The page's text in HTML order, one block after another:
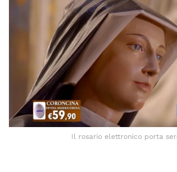
Il rosario elettronico porta